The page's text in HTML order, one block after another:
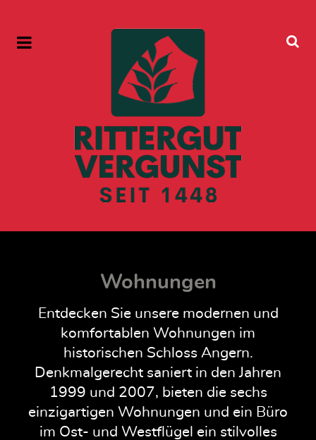
Wohnungen
Entdecken Sie unsere modernen und
komfortablen Wohnungen im
historischen Schloss Angern.
Denkmalgerecht saniert in den Jahren
1999 und 2007, bieten die sechs
einzigartigen Wohnungen und ein Büro
im Ost- und Westflügel ein stilvolles